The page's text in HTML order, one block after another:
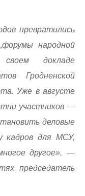
превратились
народной
докладе
Гродненской
Уже в августе
участников —
деловые
кадров для МСУ,
другое», —
председатель